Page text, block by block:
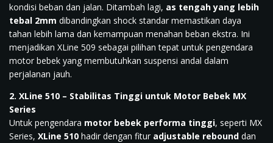
kondisi beban dan jalan. Ditambah lagi, as tengah yang lebih
tebal 2mm dibandingkan shock standar memastikan daya
tahan lebih lama dan kemampuan menahan beban ekstra. Ini
menjadikan XLine 509 sebagai pilihan tepat untuk pengendara
motor bebek yang membutuhkan suspensi andal dalam
perjalanan jauh.
2. XLine 510 – Stabilitas Tinggi untuk Motor Bebek MX
Series
Untuk pengendara motor bebek performa tinggi, seperti MX
Series, XLine 510 hadir dengan fitur adjustable rebound dan